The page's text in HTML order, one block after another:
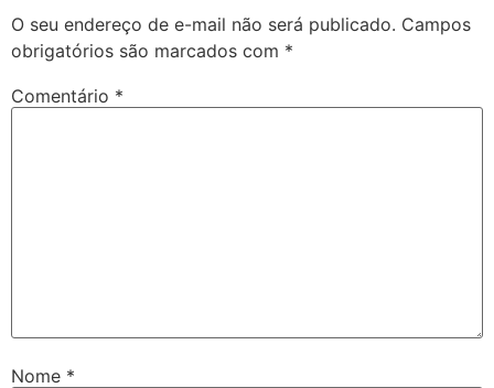
O seu endereço de e-mail não será publicado. Campos
obrigatórios são marcados com *
Comentário *
Nome *